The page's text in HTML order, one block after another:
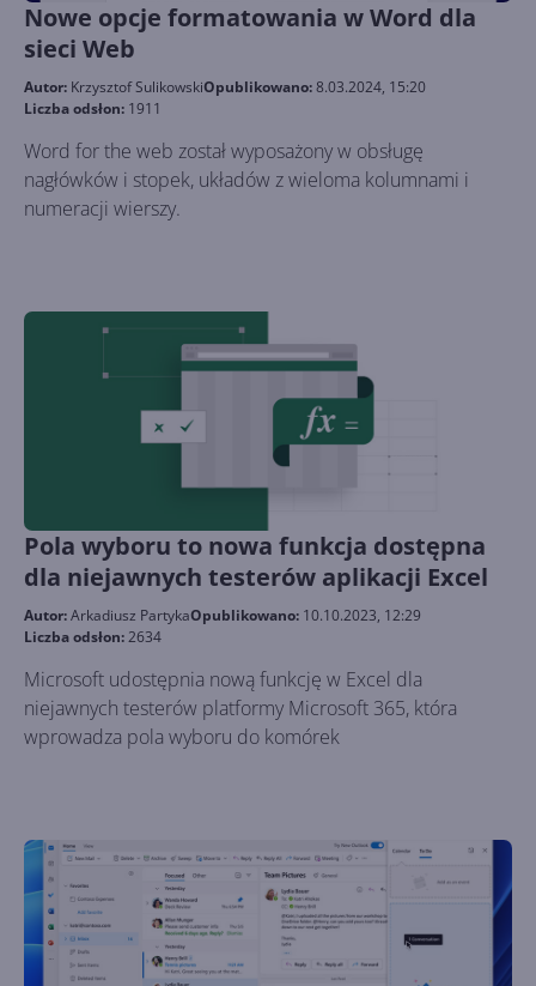
Nowe opcje formatowania w Word dla
sieci Web
Autor: Krzysztof SulikowskiOpublikowano:8.03.2024, 15:20
Liczba odsłon: 1911
Word for the web został wyposażony w obsługę
nagłówków i stopek, układów z wieloma kolumnami i
numeracji wierszy.
Pola wyboru to nowa funkcja dostępna
dla niejawnych testerów aplikacji Excel
Autor:Arkadiusz PartykaOpublikowano: 10.10.2023, 12:29
Liczba odsłon:2634
Microsoft udostępnia nową funkcję w Excel dla
niejawnych testerów platformy Microsoft 365, która
wprowadza pola wyboru do komórek